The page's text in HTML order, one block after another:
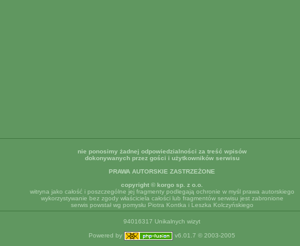
nie ponosimy żadnej odpowiedzialności za treść wpisów
dokonywanych przez gości i użytkowników serwisu
PRAWA AUTORSKIE ZASTRZEŻONE
copyright © korgo sp. z o.o.
witryna jako całość i poszczególne jej fragmenty podlegają ochronie w myśl prawa autorskiego
wykorzystywanie bez zgody właściciela całości lub fragmentów serwisu jest zabronione
serwis powstał wg pomysłu Piotra Kontka i Leszka Kolczyńskiego
94016317 Unikalnych wizyt
Powered by v6.01.7 © 2003-2005